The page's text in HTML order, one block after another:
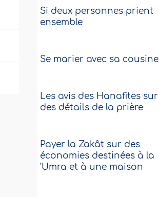
Si deux personnes prient
ensemble
Se marier avec sa cousine
Les avis des Hanafites sur
des détails de la prière
Payer la Zakât sur des
économies destinées à la
'Umra et à une maison